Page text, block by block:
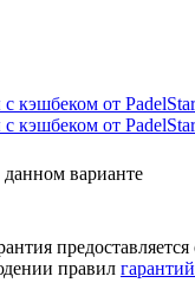
кэшбеком от
кэшбеком от
варианте
предоставляется
правил